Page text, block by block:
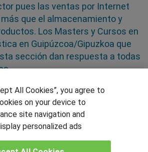
pues las ventas por Internet
que el almacenamiento y
Los Masters y Cursos en
en Guipúzcoa/Gipuzkoa que
sección dan respuesta a todas
INTERES
All Cookies”, you agree to
on your device to
site navigation and
personalized ads